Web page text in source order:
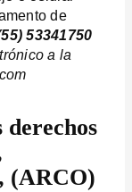
de
53341750
a la
(ARCO)